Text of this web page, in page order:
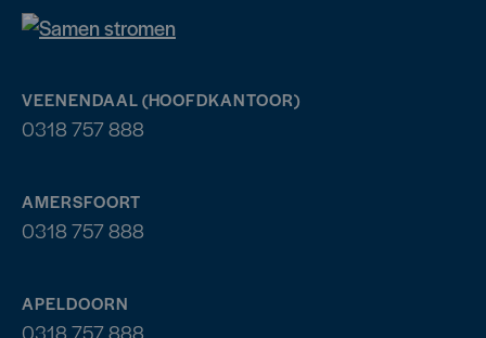
VEENENDAAL (HOOFDKANTOOR)
0318 757 888
AMERSFOORT
0318 757 888
APELDOORN
0318 757 888